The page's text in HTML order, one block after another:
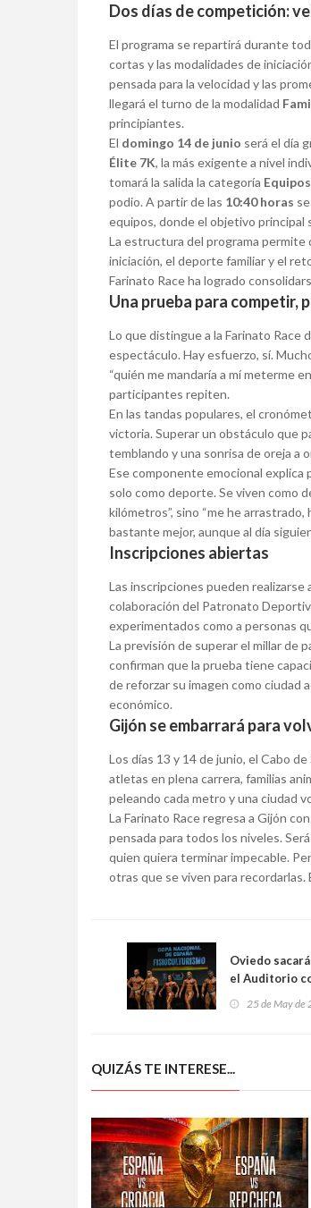
Dos días de competición:
El programa se repartirá durante
cortas y las modalidades de
pensada para la velocidad y las
llegará el turno de la modalidad
principiantes.
El domingo 14 de junio será el día
Élite 7K, la más exigente a nivel
tomará la salida la categoría
podio. A partir de las 10:40 horas
equipos, donde el objetivo
La estructura del programa permite
iniciación, el deporte familiar y el
Farinato Race ha logrado
Una prueba para competir,
Lo que distingue a la Farinato
espectáculo. Hay esfuerzo, sí.
“quién me mandaría a mí meterme
participantes repiten.
En las tandas populares, el
victoria. Superar un obstáculo que
temblando y una sonrisa de oreja a
Ese componente emocional
solo como deporte. Se viven como
kilómetros”, sino “me he
bastante mejor, aunque al día
Inscripciones abiertas
Las inscripciones pueden
colaboración del Patronato
experimentados como a personas
La previsión de superar el millar de
confirman que la prueba tiene
de reforzar su imagen como ciudad
económico.
Gijón se embarrará para
Los días 13 y 14 de junio, el Cabo
atletas en plena carrera, familias
peleando cada metro y una ciudad
La Farinato Race regresa a Gijón
pensada para todos los niveles.
quien quiera terminar impecable.
otras que se viven para
Oviedo
el Auditorio
Nacional de
25 de May de
QUIZÁS TE INTERESE...